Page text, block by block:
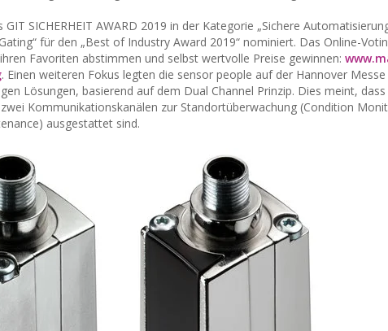
GIT SICHERHEIT AWARD 2019 in der Kategorie „Sichere
für den „Best of Industry Award 2019“ nominiert. Das Online-
Favoriten abstimmen und selbst wertvolle Preise gewinnen:
. Einen weiteren Fokus legten die sensor people auf der Hannover
Lösungen, basierend auf dem Dual Channel Prinzip. Dies meint,
Kommunikationskanälen zur Standortüberwachung (Condition
ausgestattet sind.